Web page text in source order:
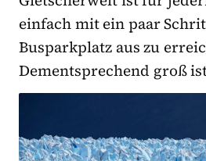
einfach mit ein paar
Busparkplatz aus zu
Dementsprechend groß